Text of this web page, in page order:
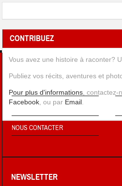
CONTRIBUEZ
Vous avez une histoire à raconter?
Publiez vos récits, aventures et
Pour plus d'informations ,
Facebook , ou par Email
À PROPOS
NOUS CONTACTER
NEWSLETTER